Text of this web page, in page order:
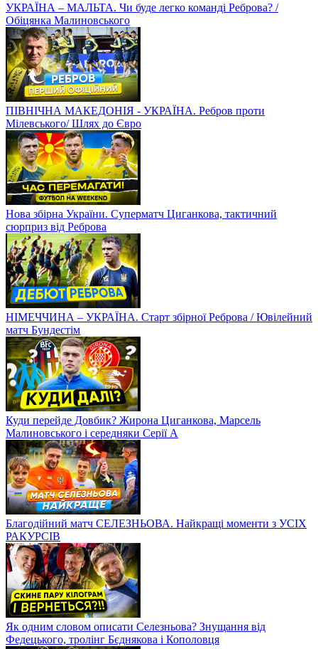
УКРАЇНА – МАЛЬТА. Чи буде легко команді Реброва? /
Обіцянка Малиновського
ПІВНІЧНА МАКЕДОНІЯ - УКРАЇНА. Ребров проти
Мілевського/ Шлях до Євро
Нова збірна України. Суперматч Циганкова, тактичний
сюрприз від Реброва
НІМЕЧЧИНА – УКРАЇНА. Старт збірної Реброва / Ювілейний
матч Бундестім
Куди перейде Довбик? Жирона Циганкова, Марсель
Малиновського і середняки Серії А
Благодійний матч СЕЛЕЗНЬОВА. Найкращі моменти з УСІХ
РАКУРСІВ
Як одним словом описати Селезньова? Знущання від
Федецького, тролінг Бєднякова і Кополовця